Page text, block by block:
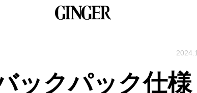
ックパック仕様